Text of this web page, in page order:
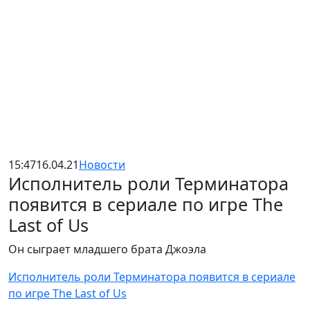
15:4716.04.21Новости
Исполнитель роли Терминатора
появится в сериале по игре The
Last of Us
Он сыграет младшего брата Джоэла
Исполнитель роли Терминатора появится в сериале
по игре The Last of Us